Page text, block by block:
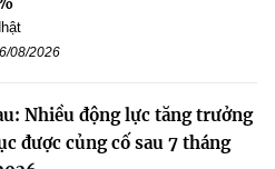
08/2026
Nhiều động lực tăng trưởng
được củng cố sau 7 tháng